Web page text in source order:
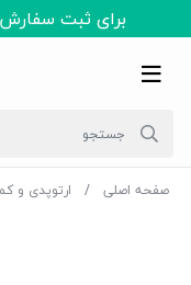
برای ثبت
صفحه اصلی ارتوپدی و